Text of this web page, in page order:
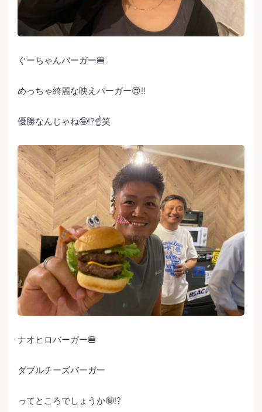
ぐーちゃんバーガー🍔
めっちゃ綺麗な映えバーガー😍‼️
優勝なんじゃね🤪⁉️☝️笑
ナオヒロバーガー🍔
ダブルチーズバーガー
ってところでしょうか🤪⁉️